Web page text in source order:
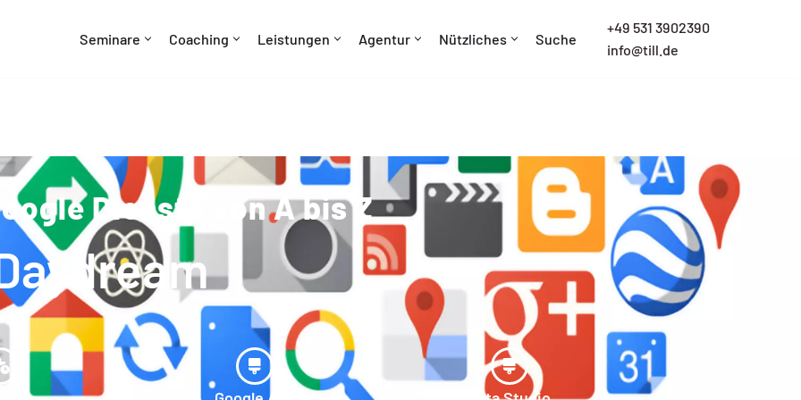
Seminare Coaching Leistungen Agentur Nützliches Suche
+49 531 3902390
info@till.de
Dienste von A bis Z